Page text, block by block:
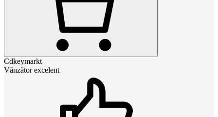
Cdkeymarkt
Vânzător excelent